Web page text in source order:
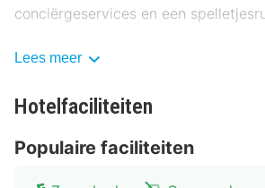
conciërgeservices en een
Gasten van Allgäu Stern Hotel
dag af met een drankje in een bar/
ontbijtbuffet, dat geserveerd wordt
Lees meer
Hotelfaciliteiten
Populaire faciliteiten